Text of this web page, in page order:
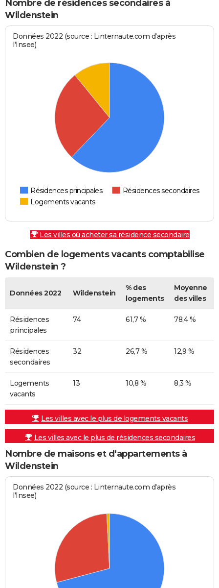
Nombre de résidences secondaires à
Wildenstein
Données 2022 (source : Linternaute.com d'après
l'Insee)
Résidences principales
Résidences secondaires
Logements vacants
Les villes où acheter sa résidence secondaire
Combien de logements vacants comptabilise
Wildenstein ?
Données 2022 Wildenstein
% des
logements
Moyenne
des villes
Résidences
principales
74 61,7 % 78,4 %
Résidences
secondaires
32 26,7 % 12,9 %
Logements
vacants
13 10,8 % 8,3 %
Les villes avec le plus de logements vacants
Les villes avec le plus de résidences secondaires
Nombre de maisons et d'appartements à
Wildenstein
Données 2022 (source : Linternaute.com d'après
l'Insee)